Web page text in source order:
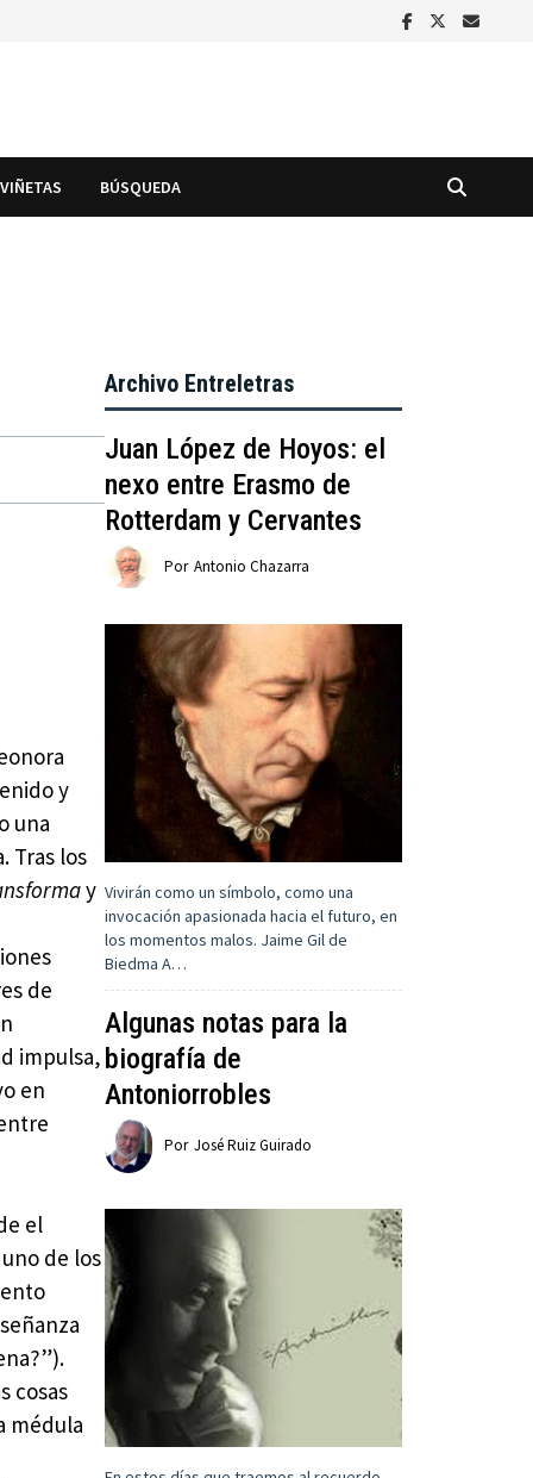
VIÑETAS BÚSQUEDA
y
una
Tras los
y
de
impulsa,
en
el
de los
cosas
médula
Archivo Entreletras
Juan López de Hoyos: el
nexo entre Erasmo de
Rotterdam y Cervantes
Por Antonio Chazarra
Vivirán como un símbolo, como una
invocación apasionada hacia el futuro, en
los momentos malos. Jaime Gil de
Biedma A…
Algunas notas para la
biografía de
Antoniorrobles
Por José Ruiz Guirado